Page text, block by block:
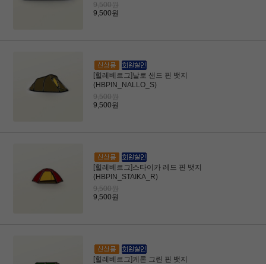
9,500원
9,500원
[힐레베르그]날로 샌드 핀 뱃지
(HBPIN_NALLO_S)
9,500원
9,500원
[힐레베르그]스타이카 레드 핀 뱃지
(HBPIN_STAIKA_R)
9,500원
9,500원
[힐레베르그]케론 그린 핀 뱃지